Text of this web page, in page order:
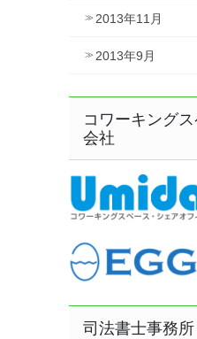
2013年11月
2013年9月
コワーキングス
会社
司法書士事務所